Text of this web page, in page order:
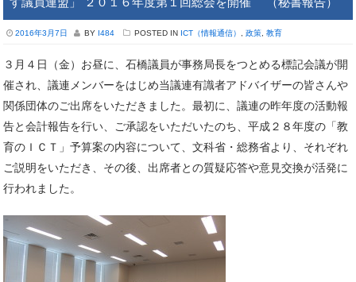
2016年3月7日 BY I484 POSTED IN ICT（情報通信） 政策 教育
３月４日（金）お昼に、石橋議員が事務局長をつとめる標記会議が開
催され、議連メンバーをはじめ当議連有識者アドバイザーの皆さんや
関係団体のご出席をいただきました。最初に、議連の昨年度の活動報
告と会計報告を行い、ご承認をいただいたのち、平成２８年度の「教
育のＩＣＴ」予算案の内容について、文科省・総務省より、それぞれ
ご説明をいただき、その後、出席者との質疑応答や意見交換が活発に
行われました。